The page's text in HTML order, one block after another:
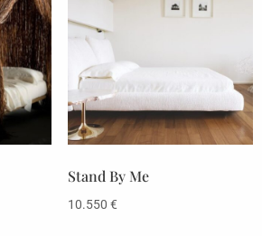
Stand By Me
10.550 €